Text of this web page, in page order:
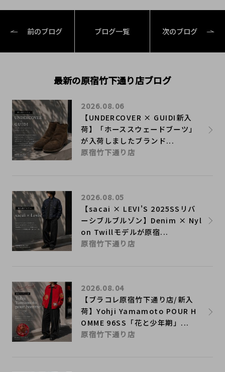
前のブログ ブログ一覧 次のブログ
最新の原宿竹下通り店ブログ
【UNDERCOVER × GUIDI新入
荷】「ホーススウェードブーツ」
が入荷しましたブランド...
2026.08.06
原宿竹下通り店
【sacai × LEVI'S 2025SSリバ
ーシブルブルゾン】Denim × Nyl
on Twillモデルが原宿...
2026.08.05
原宿竹下通り店
【ブラコレ原宿竹下通り店/新入
荷】Yohji Yamamoto POUR H
OMME 96SS「花と少年期」...
2026.08.04
原宿竹下通り店